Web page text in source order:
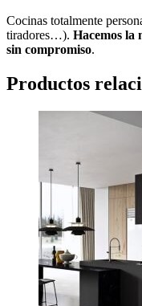
Cocinas totalmente
tiradores…). Hacemos la
sin compromiso.
Productos